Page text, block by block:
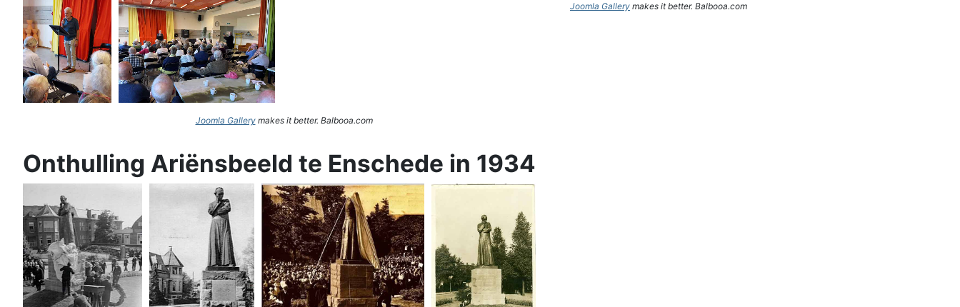
Joomla Gallerymakes it better. Balbooa.com
Joomla Gallery makes it better. Balbooa.com
Onthulling Ariënsbeeld te Enschede in 1934